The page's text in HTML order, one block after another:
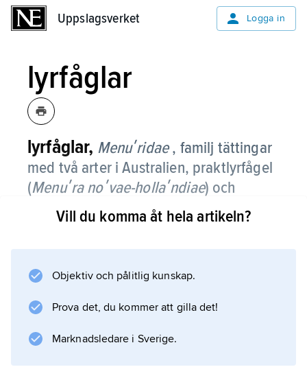
Uppslagsverket Logga in
lyrfåglar
lyrfåglar, Menuʹridae , familj tättingar
med två arter i Australien, praktlyrfågel
(Menuʹra noʹvae-hollaʹndiae) och
mindre lyrfågel (
M. albeʹrti
85 cm långa och hanarna 80–100 cm, varav
Vill du komma åt hela artikeln?
Objektiv och pålitlig kunskap.
Prova det, du kommer att gilla det!
Marknadsledare i Sverige.